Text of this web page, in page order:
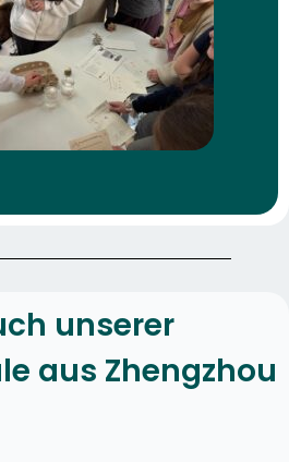
unserer
aus Zhengzhou